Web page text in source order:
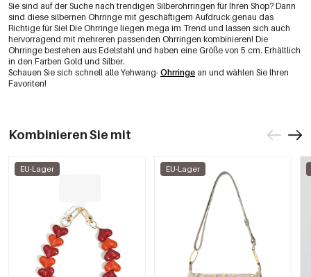
Sie sind auf der Suche nach trendigen Silberohrringen für Ihren Shop? Dann
sind diese silbernen Ohrringe mit geschäftigem Aufdruck genau das
Richtige für Sie! Die Ohrringe liegen mega im Trend und lassen sich auch
hervorragend mit mehreren passenden Ohrringen kombinieren! Die
Ohrringe bestehen aus Edelstahl und haben eine Größe von 5 cm. Erhältlich
in den Farben Gold und Silber.
Schauen Sie sich schnell alle Yehwang- Ohrringe an und wählen Sie Ihren
Favoriten!
Kombinieren Sie mit
EU-Lager EU-Lager